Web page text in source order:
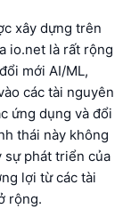
xây dựng trên
io.net là rất rộng
mới AI/ML,
các tài nguyên
ứng dụng và đổi
thái này không
sự phát triển của
lợi từ các tài
rộng.